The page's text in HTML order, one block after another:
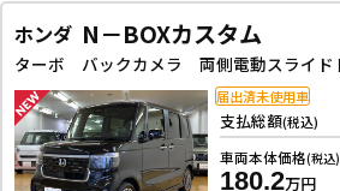
ホンダ N－BOXカスタム
支払総額(税込)
車両本体価格(税込)
180.2万円
届出済未使用車